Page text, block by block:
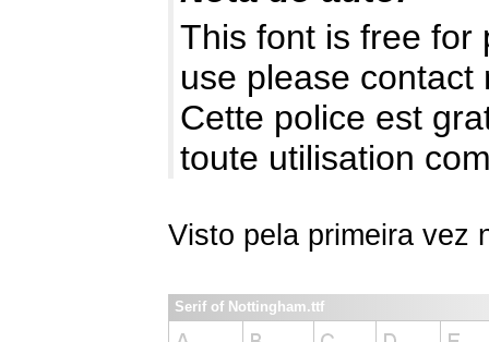
This font is free for
use please contact
Cette police est
toute utilisation
Visto pela primeira vez
Serif of Nottingham.ttf